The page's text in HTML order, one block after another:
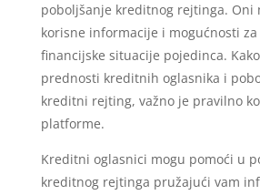
poboljšanje kreditnog rejtinga. Oni
korisne informacije i mogućnosti
financijske situacije pojedinca.
prednosti kreditnih oglasnika i
kreditni rejting, važno je pravilno
platforme.
Kreditni oglasnici mogu pomoći u
kreditnog rejtinga pružajući vam